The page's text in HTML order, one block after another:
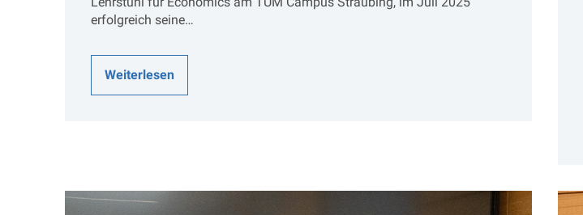
erfolgreich seine…
Weiterlesen